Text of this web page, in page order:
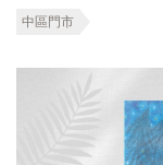
中區門市